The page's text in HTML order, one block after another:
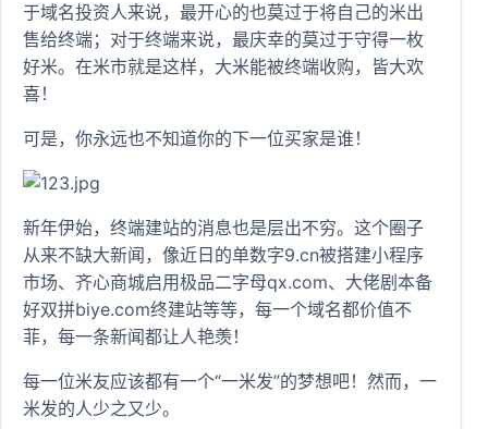
于域名投资人来说，最开心的也莫过于将自己的米出
售给终端；对于终端来说，最庆幸的莫过于守得一枚
好米。在米市就是这样，大米能被终端收购，皆大欢
喜！
可是，你永远也不知道你的下一位买家是谁！
新年伊始，终端建站的消息也是层出不穷。这个圈子
从来不缺大新闻，像近日的单数字9.cn被搭建小程序
市场、齐心商城启用极品二字母qx.com、大佬剧本备
好双拼biye.com终建站等等，每一个域名都价值不
菲，每一条新闻都让人艳羡！
每一位米友应该都有一个“一米发”的梦想吧！然而，一
米发的人少之又少。